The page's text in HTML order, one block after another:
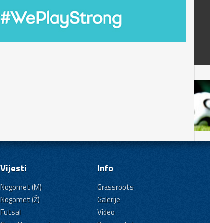
Vijesti
Nogomet (M)
Nogomet (Ž)
Futsal
Info
Grassroots
Galerije
Video